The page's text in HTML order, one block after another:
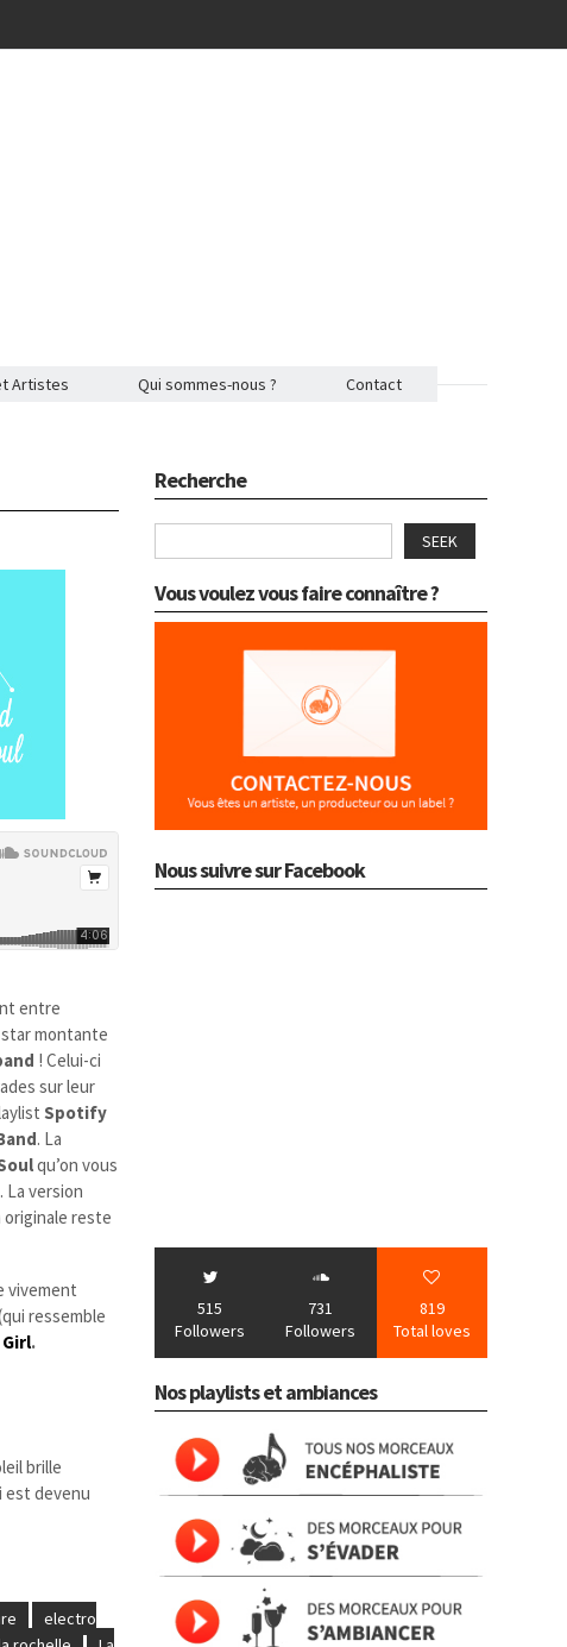
Artistes Qui sommes-nous ? Contact
entre
star montante
!Celui-ci
sur leur
Spotify
. La
qu’on vous
version
originale reste
vivement
ressemble
.
brille
est devenu
electro
Recherche
SEEK
Vous voulez vous faire connaître ?
Nous suivre sur Facebook
515
Followers
731
Followers
819
Total loves
Nos playlists et ambiances